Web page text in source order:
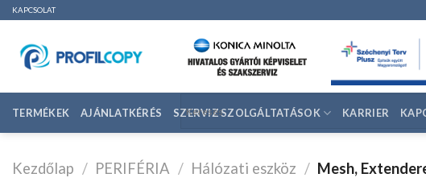
Ugrás
tartalomhoz
KAPCSOLAT
TERMÉKEK AJÁNLATKÉRÉS SZERVIZ SZOLGÁLTATÁSOK KARRIER
Kezdőlap / PERIFÉRIA / Hálózati eszköz / Mesh,